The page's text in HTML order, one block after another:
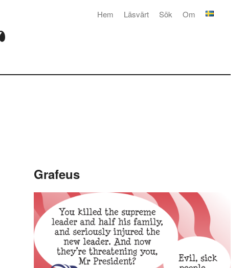
Om
Sök
Läsvärt
Hem
Grafeus